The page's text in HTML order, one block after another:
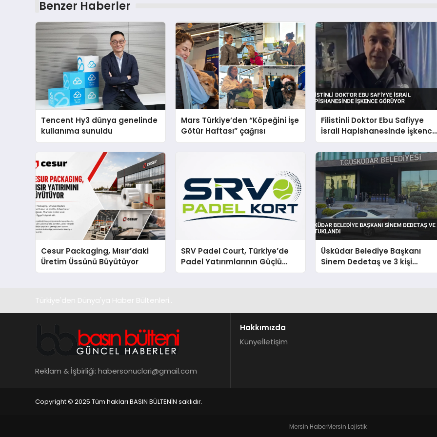
Benzer Haberler
Tencent Hy3 dünya genelinde
kullanıma sunuldu
Mars Türkiye’den “Köpeğini İşe
Götür Haftası” çağrısı
Filistinli Doktor Ebu Safiyye
İsrail Hapishanesinde İşkence
Görüyor
Cesur Packaging, Mısır’daki
Üretim Üssünü Büyütüyor
SRV Padel Court, Türkiye’de
Padel Yatırımlarının Güçlü
Markası Olmayı Sürdürüyor
Üsküdar Belediye Başkanı
Sinem Dedetaş ve 3 kişi
tutuklandı
Türkiye'den Dünya'ya Haber Bültenleri..
Reklam & İşbirliği: habersonuclari@gmail.com
Hakkımızda
Künyeİletişim
Copyright © 2025 Tüm hakları BASIN BÜLTENİN saklıdır.
Mersin HaberMersin Lojistik